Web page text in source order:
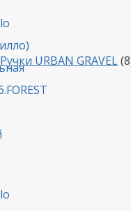
Ручки URBAN GRAVEL 8